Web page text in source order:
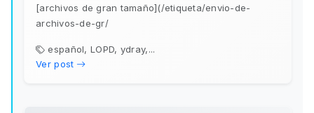
[archivos de gran tamaño](/etiqueta/envio-de-
archivos-de-gr/
español, LOPD, ydray,...
Ver post